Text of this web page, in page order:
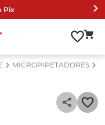
Pix
MICROPIPETADORES